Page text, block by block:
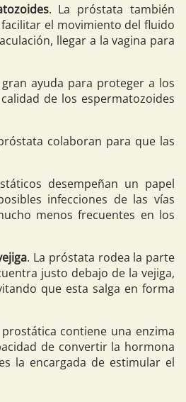
. La próstata también
el movimiento del fluido
llegar a la vagina para
ayuda para proteger a los
de los espermatozoides
colaboran para que las
desempeñan un papel
infecciones de las vías
menos frecuentes en los
. La próstata rodea la parte
justo debajo de la vejiga,
que esta salga en forma
contiene una enzima
de convertir la hormona
la encargada de estimular el